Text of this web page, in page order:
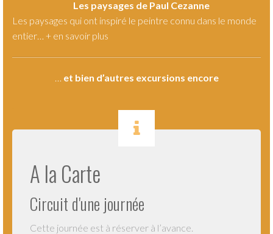
Les paysages de Paul Cezanne
Les paysages qui ont inspiré le peintre connu dans le monde
entier… + en savoir plus
… et bien d’autres excursions encore
A la Carte
Circuit d'une journée
Cette journée est à réserver à l’avance.